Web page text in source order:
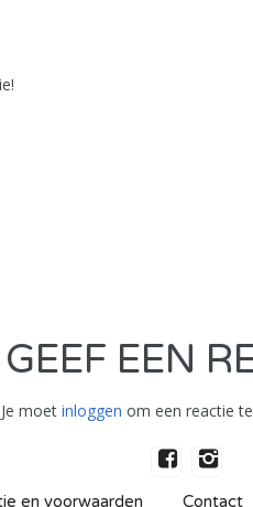
GEEF EEN
Je moet inloggen om een reactie
en voorwaarden Contact